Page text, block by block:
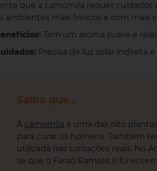
que a camomila requer cuidados
ambientes mais frescos e com mais
Tem um aroma suave e
Precisa de luz solar indireta
Saiba que...
A camomila é uma das oito
para curar os homens. Também
utilizada nas coroações reais. No
se que o Faraó Ramsés II foi